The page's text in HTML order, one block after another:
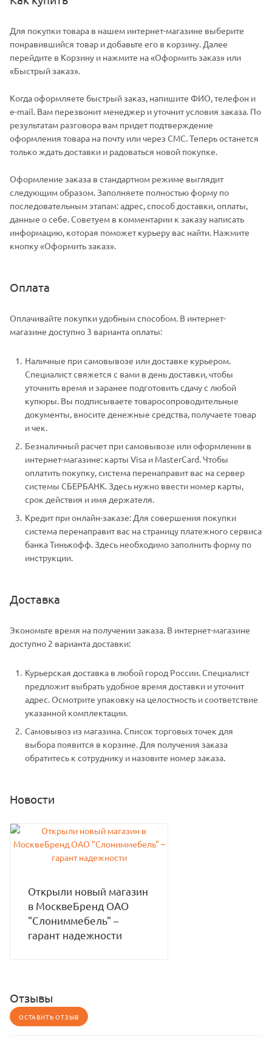
Для покупки товара в нашем интернет-магазине выберите
понравившийся товар и добавьте его в корзину. Далее
перейдите в Корзину и нажмите на «Оформить заказ» или
«Быстрый заказ».
Когда оформляете быстрый заказ, напишите ФИО, телефон и
e-mail. Вам перезвонит менеджер и уточнит условия заказа. По
результатам разговора вам придет подтверждение
оформления товара на почту или через СМС. Теперь останется
только ждать доставки и радоваться новой покупке.
Оформление заказа в стандартном режиме выглядит
следующим образом. Заполняете полностью форму по
последовательным этапам: адрес, способ доставки, оплаты,
данные о себе. Советуем в комментарии к заказу написать
информацию, которая поможет курьеру вас найти. Нажмите
кнопку «Оформить заказ».
Оплата
Оплачивайте покупки удобным способом. В интернет-
магазине доступно 3 варианта оплаты:
Наличные при самовывозе или доставке курьером.
Специалист свяжется с вами в день доставки, чтобы
уточнить время и заранее подготовить сдачу с любой
купюры. Вы подписываете товаросопроводительные
документы, вносите денежные средства, получаете товар
и чек.
Безналичный расчет при самовывозе или оформлении в
интернет-магазине: карты Visa и MasterCard. Чтобы
оплатить покупку, система перенаправит вас на сервер
системы СБЕРБАНК. Здесь нужно ввести номер карты,
срок действия и имя держателя.
Кредит при онлайн-заказе: Для совершения покупки
система перенаправит вас на страницу платежного сервиса
банка Тинькофф. Здесь необходимо заполнить форму по
инструкции.
Доставка
Экономьте время на получении заказа. В интернет-магазине
доступно 2 варианта доставки:
Курьерская доставка в любой город России. Специалист
предложит выбрать удобное время доставки и уточнит
адрес. Осмотрите упаковку на целостность и соответствие
указанной комплектации.
Самовывоз из магазина. Список торговых точек для
выбора появится в корзине. Для получения заказа
обратитесь к сотруднику и назовите номер заказа.
Новости
Открыли новый магазин
в МосквеБренд ОАО
"Слониммебель" –
гарант надежности
Отзывы
ОСТАВИТЬ ОТЗЫВ